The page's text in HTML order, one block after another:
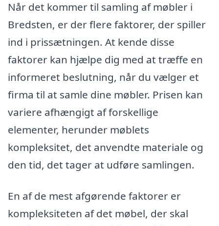
Når det kommer til samling af møbler i
Bredsten, er der flere faktorer, der spiller
ind i prissætningen. At kende disse
faktorer kan hjælpe dig med at træffe en
informeret beslutning, når du vælger et
firma til at samle dine møbler. Prisen kan
variere afhængigt af forskellige
elementer, herunder møblets
kompleksitet, det anvendte materiale og
den tid, det tager at udføre samlingen.
En af de mest afgørende faktorer er
kompleksiteten af det møbel, der skal